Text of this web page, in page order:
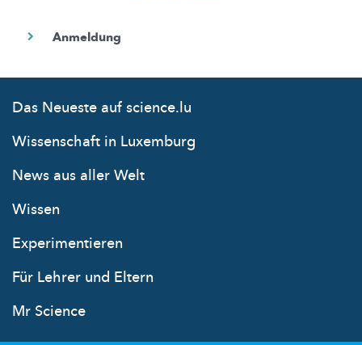
Das Neueste auf science.lu
Wissenschaft in Luxemburg
News aus aller Welt
Wissen
Experimentieren
Für Lehrer und Eltern
Mr Science